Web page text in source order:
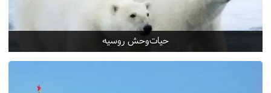
حیات‌وحش روسیه